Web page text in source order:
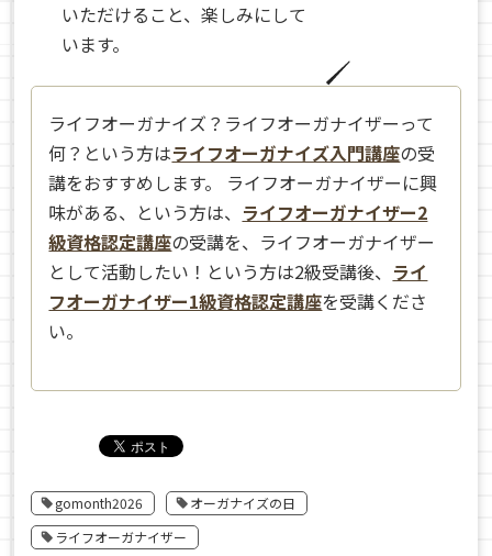
いただけること、楽しみにして
います。
ライフオーガナイズ？ライフオーガナイザーって
何？という方はライフオーガナイズ入門講座の受
講をおすすめします。 ライフオーガナイザーに興
味がある、という方は、 ライフオーガナイザー2
級資格認定講座の受講を、ライフオーガナイザー
として活動したい！という方は2級受講後、 ライ
フオーガナイザー1級資格認定講座を受講くださ
い。
gomonth2026
オーガナイズの日
ライフオーガナイザー